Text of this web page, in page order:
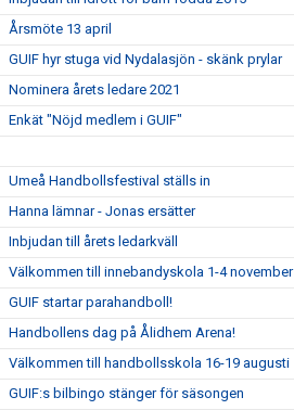
Årsmöte 13 april
GUIF hyr stuga vid Nydalasjön - skänk prylar
Nominera årets ledare 2021
Enkät "Nöjd medlem i GUIF"
Umeå Handbollsfestival ställs in
Hanna lämnar - Jonas ersätter
Inbjudan till årets ledarkväll
Välkommen till innebandyskola 1-4 november
GUIF startar parahandboll!
Handbollens dag på Ålidhem Arena!
Välkommen till handbollsskola 16-19 augusti
GUIF:s bilbingo stänger för säsongen